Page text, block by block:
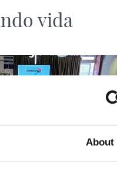
About
vida